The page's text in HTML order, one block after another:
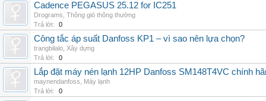
Cadence PEGASUS 25.12 for IC251
Drograms Thông gió thông thường
Trả lời:
0
Công tắc áp suất Danfoss KP1 – vì sao nên lựa chọn?
trangbilalo Xây dựng
Trả lời:
0
Lắp đặt máy nén lạnh 12HP Danfoss SM148T4VC chính
maynendanfoss
Máy lạnh
Trả lời:
0